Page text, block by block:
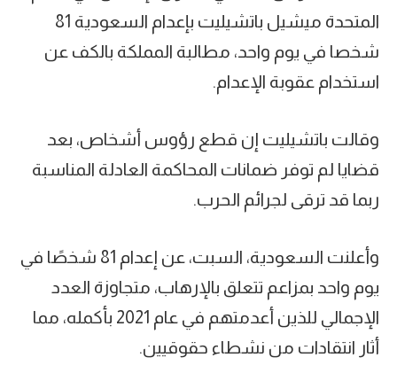
المتحدة ميشيل باتشيليت بإعدام السعودية 81
شخصا في يوم واحد، مطالبة المملكة بالكف عن
استخدام عقوبة الإعدام.
وقالت باتشيليت إن قطع رؤوس أشخاص، بعد
قضايا لم توفر ضمانات المحاكمة العادلة المناسبة
ربما قد ترقى لجرائم الحرب.
وأعلنت السعودية، السبت، عن إعدام 81 شخصًا في
يوم واحد بمزاعم تتعلق بالإرهاب، متجاوزة العدد
الإجمالي للذين أعدمتهم في عام 2021 بأكمله، مما
أثار انتقادات من نشطاء حقوقيين.